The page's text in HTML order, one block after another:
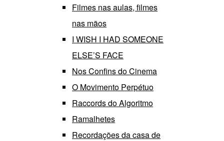
Filmes nas aulas, filmes
nas mãos
I WISH I HAD SOMEONE
ELSE’S FACE
Nos Confins do Cinema
O Movimento Perpétuo
Raccords do Algoritmo
Ramalhetes
Recordações da casa de